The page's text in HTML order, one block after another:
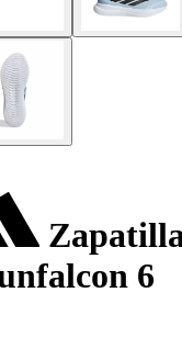
6